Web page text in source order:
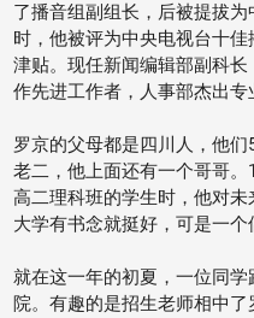
了播音组副组长，后被提拔
时，他被评为中央电视台十
津贴。现任新闻编辑部副科
作先进工作者，人事部杰出专
罗京的父母都是四川人，他
老二，他上面还有一个哥哥
高二理科班的学生时，他对
大学有书念就挺好，可是一个
就在这一年的初夏，一位同
院。有趣的是招生老师相中